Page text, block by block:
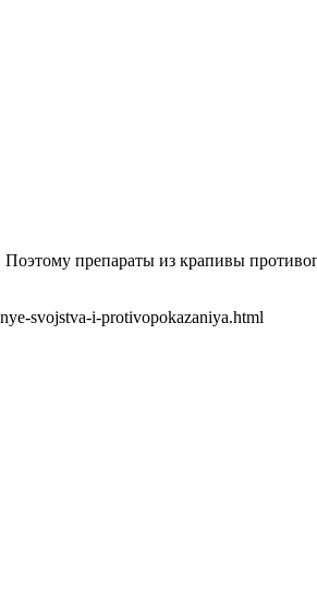
Поэтому препараты из крапивы
svojstva-i-protivopokazaniya.html